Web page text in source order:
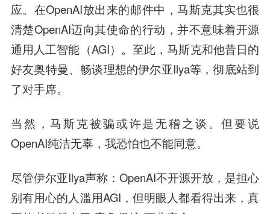
应。在OpenAI放出来的邮件中，马斯克其实也很
清楚OpenAI迈向其使命的行动，并不意味着开源
通用人工智能（AGI）。至此，马斯克和他昔日的
好友奥特曼、畅谈理想的伊尔亚Ilya等，彻底站到
了对手席。
当然，马斯克被骗或许是无稽之谈。但要说
OpenAI纯洁无辜，我恐怕也不能同意。
尽管伊尔亚Ilya声称：OpenAI不开源开放，是担心
别有用心的人滥用AGI，但明眼人都看得出来，真